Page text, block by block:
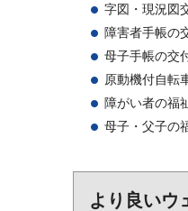
字図・現況図
障害者手帳の
母子手帳の交
原動機付自転
障がい者の福
母子・父子の
より良いウ